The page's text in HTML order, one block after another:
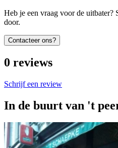
Heb je een vraag voor de uitbater?
door.
Contacteer ons?
0 reviews
Schrijf een review
In de buurt van 't